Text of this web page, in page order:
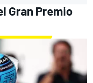
Gran Premio